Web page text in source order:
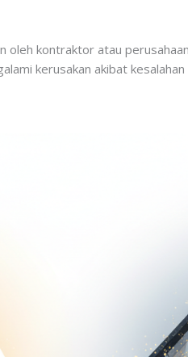
kontraktor atau
kerusakan akibat